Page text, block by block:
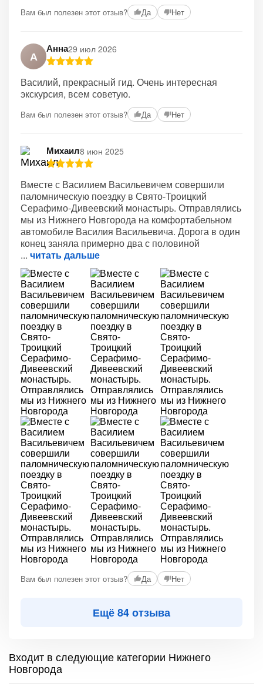
Вам был полезен этот отзыв? Да Нет
А
Анна29 июл 2026
Василий, прекрасный гид. Очень интересная
экскурсия, всем советую.
Вам был полезен этот отзыв? Да Нет
Михаил8 июн 2025
Вместе с Василием Васильевичем совершили
паломническую поездку в Свято-Троицкий
Серафимо-Дивеевский монастырь. Отправлялись
мы из Нижнего Новгорода на комфортабельном
автомобиле Василия Васильевича. Дорога в один
конец заняла примерно два с половиной
читать дальше
Вам был полезен этот отзыв? Да Нет
Ещё 84 отзыва
Входит в следующие категории Нижнего
Новгорода